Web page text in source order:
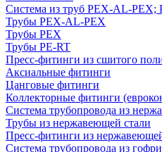
Система из труб PEX-AL-PEX;
Трубы PEX-AL-PEX
Трубы PEX
Трубы PE-RT
Пресс-фитинги из сшитого
Аксиальные фитинги
Цанговые фитинги
Коллекторные фитинги
Система трубопровода из
Трубы из нержавеющей стали
Пресс-фитинги из
Система трубопровода из